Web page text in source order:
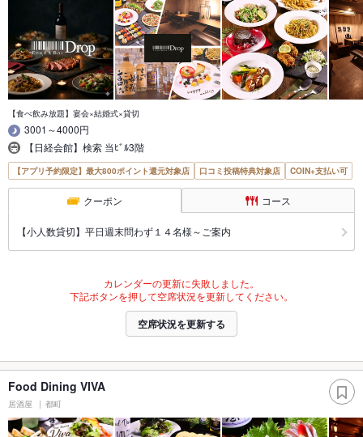
【食べ飲み放題】宴会×結婚式×貸切
3001～4000円
【日経会館】検索 当ﾋﾞﾙ3階
【アプリ予約限定】最大800ポイント還元対象店 口コミ投稿特典対象店 COIN+支払い可
クーポン コース
【小人数貸切】平日週末問わず１４名様～ご案内
カレンダーの更新に失敗しました。
下記ボタンを押して空席状況を更新してください。
空席状況を更新する
Food Dining VIVA
居酒屋 都町